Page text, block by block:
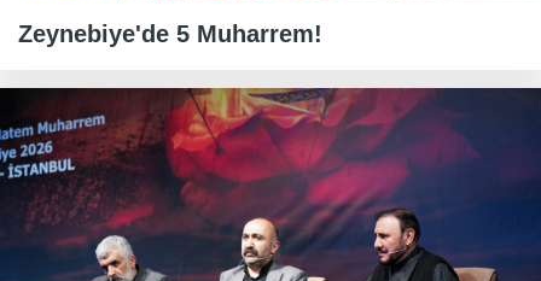
Zeynebiye'de 5 Muharrem!